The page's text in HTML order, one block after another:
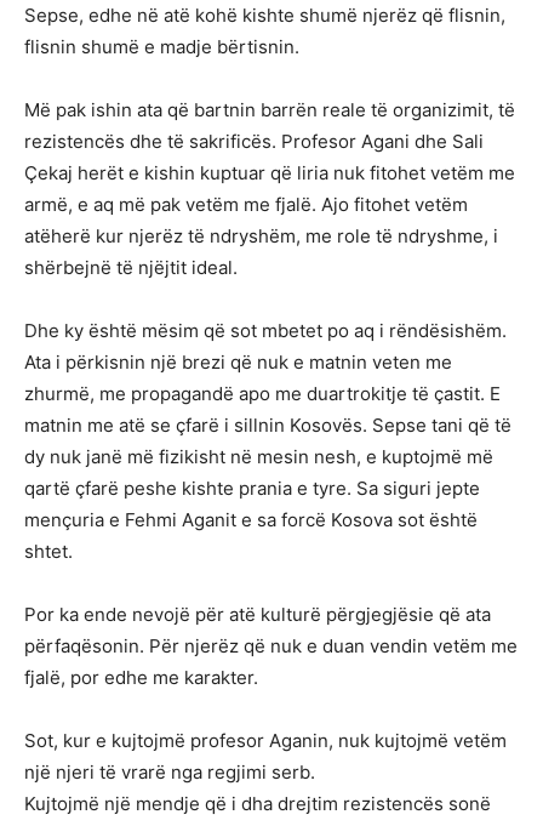
Sepse, edhe në atë kohë kishte shumë njerëz që flisnin,
flisnin shumë e madje bërtisnin.
Më pak ishin ata që bartnin barrën reale të organizimit, të
rezistencës dhe të sakrificës. Profesor Agani dhe Sali
Çekaj herët e kishin kuptuar që liria nuk fitohet vetëm me
armë, e aq më pak vetëm me fjalë. Ajo fitohet vetëm
atëherë kur njerëz të ndryshëm, me role të ndryshme, i
shërbejnë të njëjtit ideal.
Dhe ky është mësim që sot mbetet po aq i rëndësishëm.
Ata i përkisnin një brezi që nuk e matnin veten me
zhurmë, me propagandë apo me duartrokitje të çastit. E
matnin me atë se çfarë i sillnin Kosovës. Sepse tani që të
dy nuk janë më fizikisht në mesin nesh, e kuptojmë më
qartë çfarë peshe kishte prania e tyre. Sa siguri jepte
mençuria e Fehmi Aganit e sa forcë Kosova sot është
shtet.
Por ka ende nevojë për atë kulturë përgjegjësie që ata
përfaqësonin. Për njerëz që nuk e duan vendin vetëm me
fjalë, por edhe me karakter.
Sot, kur e kujtojmë profesor Aganin, nuk kujtojmë vetëm
një njeri të vrarë nga regjimi serb.
Kujtojmë një mendje që i dha drejtim rezistencës sonë